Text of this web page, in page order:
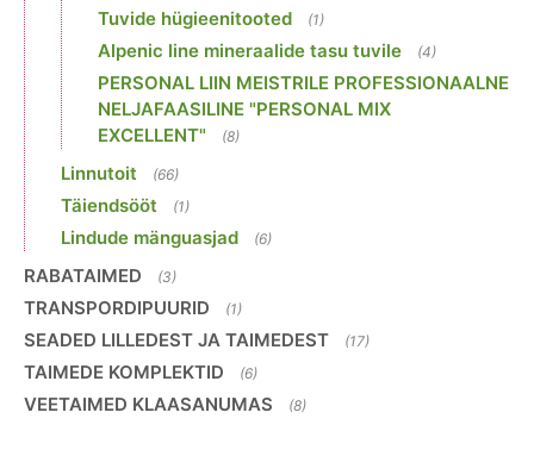
Tuvide hügieenitooted (1)
Alpenic line mineraalide tasu tuvile (4)
PERSONAL LIIN MEISTRILE PROFESSIONAALNE
NELJAFAASILINE "PERSONAL MIX
EXCELLENT"
(8)
Linnutoit (66)
Täiendsööt (1)
Lindude mänguasjad (6)
RABATAIMED (3)
TRANSPORDIPUURID (1)
SEADED LILLEDEST JA TAIMEDEST (17)
TAIMEDE KOMPLEKTID (6)
VEETAIMED KLAASANUMAS (8)